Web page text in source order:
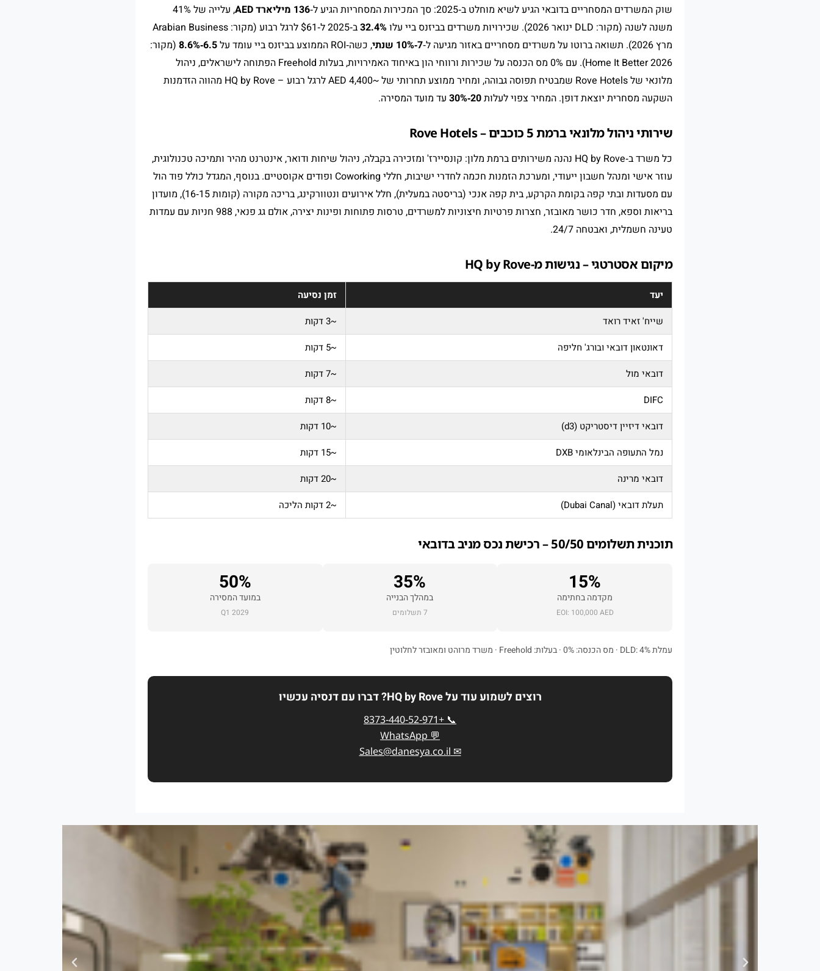
שוק המשרדים המסחריים בדובאי הגיע לשיא מוחלט ב‑2025: סך המכירות המסחריות הגיע ל‑ 136 מיליארד AED
, עלייה של 41%
משנה לשנה (מקור: DLD ינואר 2026). שכירויות משרדים בביזנס ביי עלו
32.4%
ב‑2025 ל‑$61 לרגל רבוע (מקור: Arabian Business
מרץ 2026). תשואה ברוטו על משרדים מסחריים באזור מגיעה ל‑
7‑10% שנתי , כשה‑ROI הממוצע בביזנס ביי עומד על 6.5‑8.6%
(מקור:
Home It Better 2026). עם 0% מס הכנסה על שכירות ורווחי הון באיחוד האמירויות, בעלות Freehold הפתוחה לישראלים, ניהול
מלונאי של Rove Hotels שמבטיח תפוסה גבוהה, ומחיר ממוצע תחרותי של ~4,400 AED לרגל רבוע – HQ by Rove מהווה הזדמנות
השקעה מסחרית יוצאת דופן. המחיר צפוי לעלות20‑30% עד מועד המסירה.
שירותי ניהול מלונאי ברמת 5 כוכבים – Rove Hotels
כל משרד ב‑HQ by Rove נהנה משירותים ברמת מלון: קונסיירז' ומזכירה בקבלה, ניהול שיחות ודואר, אינטרנט מהיר ותמיכה טכנולוגית,
עוזר אישי ומנהל חשבון ייעודי, ומערכת הזמנות חכמה לחדרי ישיבות, חללי Coworking ופודים אקוסטיים. בנוסף, המגדל כולל פוד הול
עם מסעדות ובתי קפה בקומת הקרקע, בית קפה אנכי (בריסטה במעלית), חלל אירועים ונטוורקינג, בריכה מקורה (קומות 15‑16), מועדון
בריאות וספא, חדר כושר מאובזר, חצרות פרטיות חיצוניות למשרדים, טרסות פתוחות ופינות יצירה, אולם גג פנאי, 988 חניות עם עמדות
טעינה חשמלית, ואבטחה 24/7.
מיקום אסטרטגי – נגישות מ‑HQ by Rove
יעד
זמן נסיעה
שייח' זאיד רואד
~3 דקות
דאונטאון דובאי ובורג' חליפה
~5 דקות
דובאי מול
~7 דקות
DIFC
~8 דקות
דובאי דיזיין דיסטריקט (d3)
~10 דקות
נמל התעופה הבינלאומי DXB
~15 דקות
דובאי מרינה
~20 דקות
תעלת דובאי (Dubai Canal)
~2 דקות הליכה
תוכנית תשלומים 50/50 – רכישת נכס מניב בדובאי
15%
מקדמה בחתימה
EOI: 100,000 AED
35%
במהלך הבנייה
7 תשלומים
50%
במועד המסירה
Q1 2029
עמלת DLD: 4% · מס הכנסה: 0% · בעלות: Freehold · משרד מרוהט ומאובזר לחלוטין
רוצים לשמוע עוד על HQ by Rove? דברו עם דנסיה עכשיו
📞 +971‑52‑440‑8373
💬 WhatsApp
✉ Sales@danesya.co.il